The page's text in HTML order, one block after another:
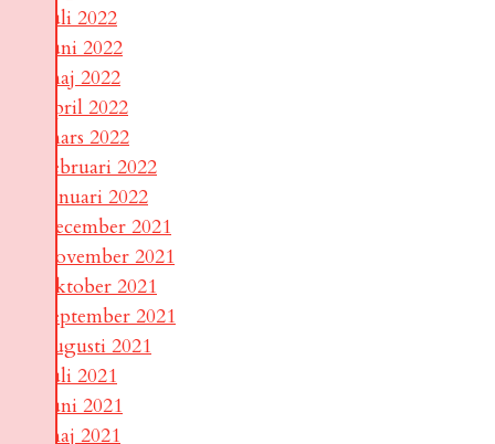
juli 2022
juni 2022
maj 2022
april 2022
mars 2022
februari 2022
januari 2022
december 2021
november 2021
oktober 2021
september 2021
augusti 2021
juli 2021
juni 2021
maj 2021